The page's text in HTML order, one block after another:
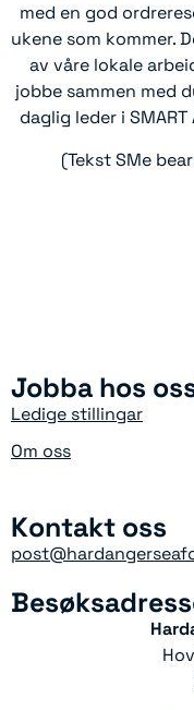
med en god
ukene som kommer.
av våre lokale
jobbe sammen med
daglig leder i
(Tekst SMe
Jobba hos
Ledige stillingar
Om oss
Kontakt oss